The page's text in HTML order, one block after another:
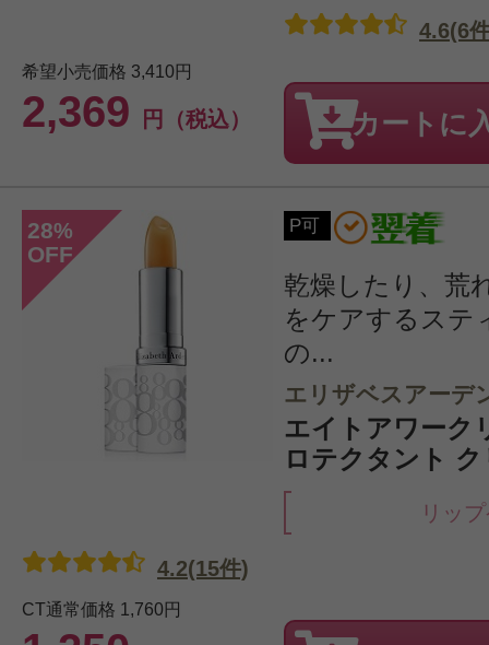
希望小売価格 3,410円
2,369 円（税込）
4.6(6
カートに
28%
OFF
P可
乾燥したり、荒
をケアするステ
の...
エリザベスアーデ
エイトアワーク
ロテクタント
リッ
CT通常価格 1,760円
4.2(15件)